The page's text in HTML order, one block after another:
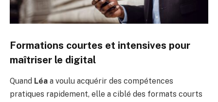
Formations courtes et intensives pour
maîtriser le digital
Quand Léa a voulu acquérir des compétences
pratiques rapidement, elle a ciblé des formats courts